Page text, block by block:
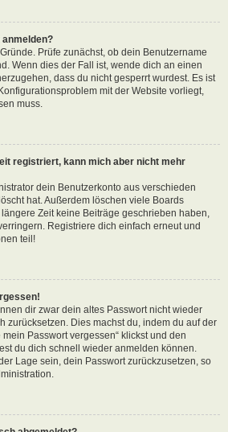
Prüfe zunächst, ob dein Benutzername
Wenn dies der Fall ist, wende dich an einen
dass du nicht gesperrt wurdest. Es ist
mit der Website vorliegt,
muss.
registriert, kann mich aber nicht mehr
dein Benutzerkonto aus verschieden
hat. Außerdem löschen viele Boards
Zeit keine Beiträge geschrieben haben,
Registriere dich einfach erneut und
teil!
dir zwar dein altes Passwort nicht wieder
zurücksetzen. Dies machst du, indem du auf der
Passwort vergessen“ klickst und den
du dich schnell wieder anmelden können.
Lage sein, dein Passwort zurückzusetzen, so